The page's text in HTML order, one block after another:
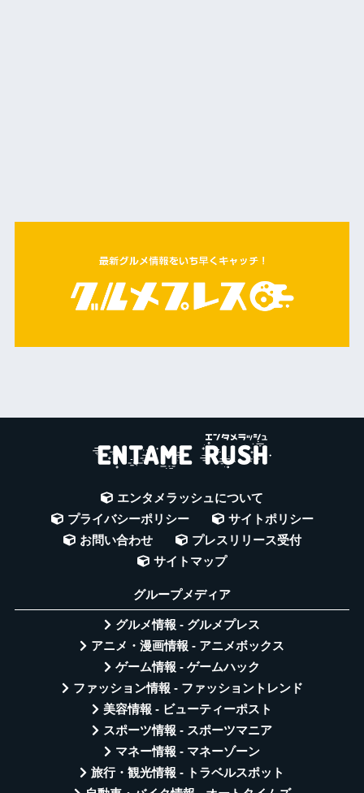
エンタメラッシュについて
プライバシーポリシー
サイトポリシー
お問い合わせ
プレスリリース受付
サイトマップ
グループメディア
グルメ情報 - グルメプレス
アニメ・漫画情報 - アニメボックス
ゲーム情報 - ゲームハック
ファッション情報 - ファッショントレンド
美容情報 - ビューティーポスト
スポーツ情報 - スポーツマニア
マネー情報 - マネーゾーン
旅行・観光情報 - トラベルスポット